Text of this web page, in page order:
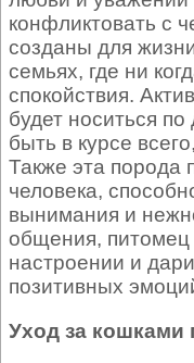
конфликтовать с
созданы для
семьях, где ни
спокойствия.
будет носиться
быть в курсе
Также эта порода
человека,
вынимания и
общения, питомец
настроении и
позитивных
Уход за кошками